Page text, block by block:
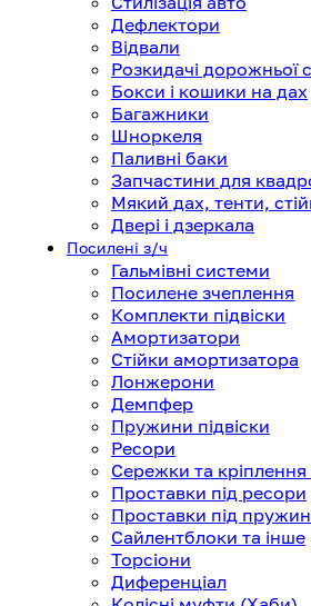
Дефлектори
Відвали
Розкидачі дорожньої
Бокси і кошики на дах
Багажники
Шноркеля
Паливні баки
Запчастини для
Мякий дах, тенти,
Двері і дзеркала
Посилені з/ч
Гальмівні системи
Посилене зчеплення
Комплекти підвіски
Амортизатори
Стійки амортизатора
Лонжерони
Демпфер
Пружини підвіски
Ресори
Сережки та
Проставки під ресори
Проставки під
Сайлентблоки та інше
Торсіони
Диференціал